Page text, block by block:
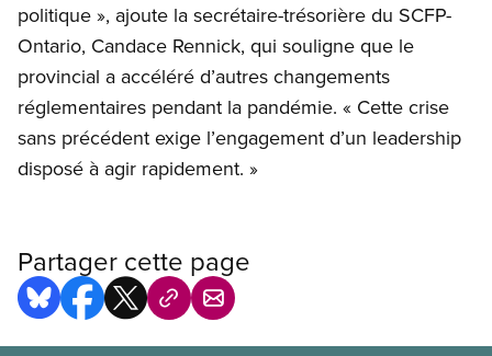
politique », ajoute la secrétaire-trésorière du SCFP-
Ontario, Candace Rennick, qui souligne que le
provincial a accéléré d’autres changements
réglementaires pendant la pandémie. « Cette crise
sans précédent exige l’engagement d’un leadership
disposé à agir rapidement. »
Partager cette page